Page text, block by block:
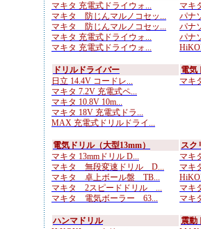
マキタ 充電式ドライウォ...
マキタ 防じんマルノコセッ...
マキタ 防じんマルノコセッ...
マキタ 充電式ドライウォ...
マキタ 充電式ドライウォ...
マキ
パナ
パナ
パナ
ドリルドライバー
日立 14.4V コードレ...
マキタ 7.2V 充電式ペ...
マキタ 10.8V 10m...
マキタ 18V 充電式ドラ...
MAX 充電式ドリルドライ...
電気
マキ
電気ドリル（大型13mm）
マキタ 13mmドリル D...
マキタ 無段変速ドリル D...
マキタ 卓上ボール盤 TB...
マキタ 2スピードドリル ...
マキタ 電気ボーラー 63...
スク
マキ
マキ
マキ
マキ
ハンマドリル
震動